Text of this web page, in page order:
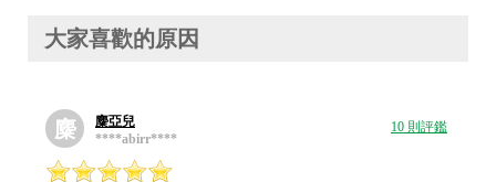
大家喜歡的原因
麋
麋亞兒
****abirr****
10 則評鑑